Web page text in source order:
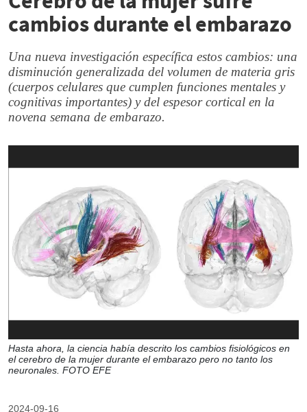
cambios durante el embarazo
Una nueva investigación específica estos cambios: una
disminución generalizada del volumen de materia gris
(cuerpos celulares que cumplen funciones mentales y
cognitivas importantes) y del espesor cortical en la
novena semana de embarazo.
Hasta ahora, la ciencia había descrito los cambios fisiológicos en
el cerebro de la mujer durante el embarazo pero no tanto los
neuronales. FOTO EFE
2024-09-16